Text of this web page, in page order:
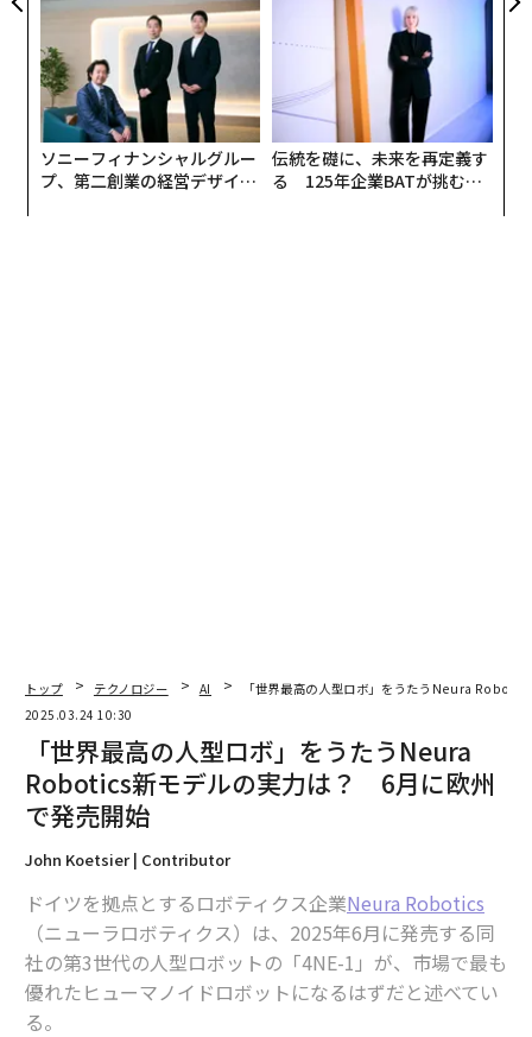
し、ボストン・ダイナミクス製4足歩行ロボット「Spo
t」をベースに同研究室が開発した収穫運搬支援ロボット
を披露した。Spotは、背中のカゴに14キログラムまで
の農作物を入れて運ぶことができる。周囲の環境をマッ
ピングして、音声の命令によってトラックまで作物を運
び、また戻ってくる。車輪走行とは違い、不整地や傾斜
地でも安定して物が運べることが実証された。
可能性を感じた」、「実際に間近で見て、その性能の高
さに驚いた」といった意見のほかに、防犯や鳥獣害対策
にも活用できるといった議論が持ち上がった。
防災一筋20年の答え
リアに触れる1日│CAREER S
UMMIT 2026
ソニーフィナンシャルグルー
プ、第二創業の経営デザイン
伝統を礎に、未来を再定義す
る 125年企業BATが挑むス
トップ テクノロジー AI
「世界最高の人型ロボ」をうたうNeura
2025.03.24 10:30
「世界最高の人型ロボ」をうたうNeura
Robotics新モデルの実力は？ 6月に欧州
で発売開始
John Koetsier | Contributor
ドイツを拠点とするロボティクス企業Neura Robotics
（ニューラロボティクス）は、2025年6月に発売する同
社の第3世代の人型ロボットの「4NE-1」が、市場で最も
優れたヒューマノイドロボットになるはずだと述べてい
る。